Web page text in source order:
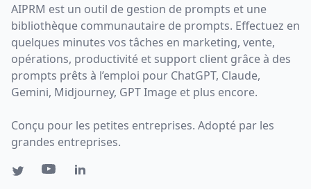
AIPRM est un outil de gestion de prompts et une
bibliothèque communautaire de prompts. Effectuez en
quelques minutes vos tâches en marketing, vente,
opérations, productivité et support client grâce à des
prompts prêts à l’emploi pour ChatGPT, Claude,
Gemini, Midjourney, GPT Image et plus encore.
Conçu pour les petites entreprises. Adopté par les
grandes entreprises.